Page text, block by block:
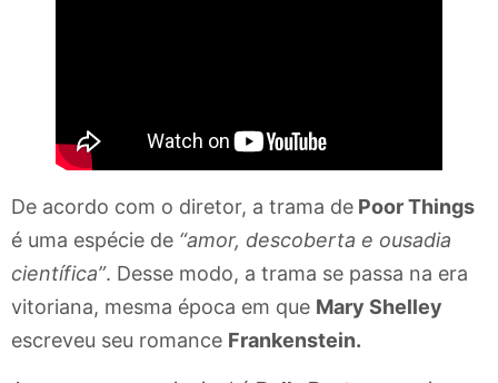
De acordo com o diretor, a trama de Poor Things
é uma espécie de “amor, descoberta e ousadia
científica”. Desse modo, a trama se passa na era
vitoriana, mesma época em que Mary Shelley
escreveu seu romance Frankenstein.